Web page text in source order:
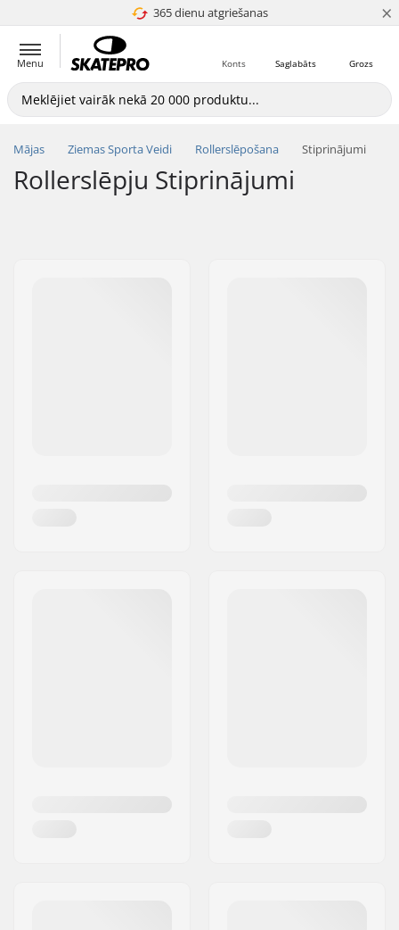
365 dienu atgriešanas
4.8 no 5 ×
Menu Grozs
Saglabāts
Konts
Mājas Ziemas Sporta Veidi Rollerslēpošana Stiprinājumi
Rollerslēpju Stiprinājumi